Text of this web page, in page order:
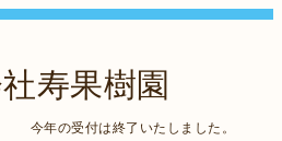
寿果樹園
年の受付は終了いたしました。